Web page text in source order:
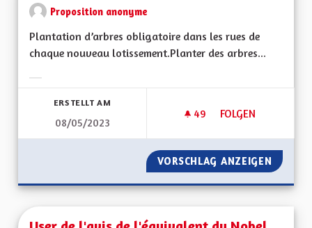
Proposition anonyme
Plantation d’arbres obligatoire dans les rues de
chaque nouveau lotissement.Planter des arbres...
ERSTELLT AM
08/05/2023
49 49 FOLLOWER
FOLGEN
VERDIR LES RUES
VORSCHLAG ANZEIGEN